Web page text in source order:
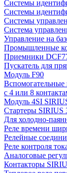
Системы
Системы
Системы
Система
Управление на
Промышленные
Приемники
Пускатель для
Модуль F90
Вспомогательные
с 4 или 8
Модуль 4SI
Стартеры SIRIUS
Для холодно-
Реле времени
Релейные
Реле контроля
Аналоговые
Контакторы